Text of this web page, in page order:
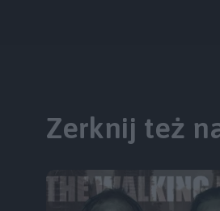
Zerknij też